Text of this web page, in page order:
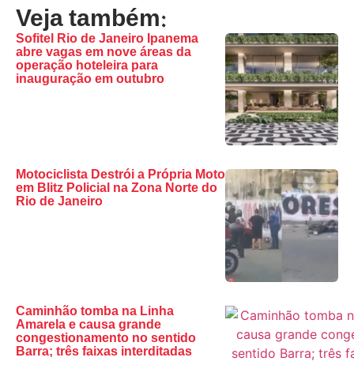
Veja também:
Sofitel Rio de Janeiro Ipanema
abre vagas em nove áreas da
operação hoteleira para
inauguração em outubro
Motociclista Destrói a Própria Moto
em Blitz Policial na Zona Norte do
Rio de Janeiro
Caminhão tomba na Linha
Amarela e causa grande
congestionamento no sentido
Barra; três faixas interditadas